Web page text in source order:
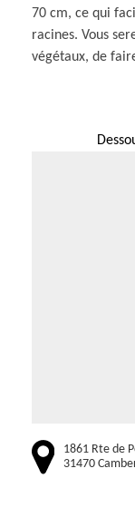
70 cm, ce qui
racines. Vous
végétaux, de
1861 Rte de
31470